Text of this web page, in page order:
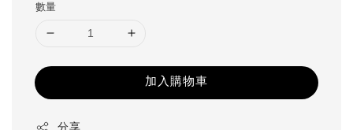
數量
加入購物車
分享